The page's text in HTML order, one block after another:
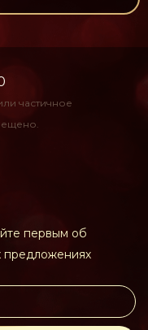
частичное
первым об
предложениях